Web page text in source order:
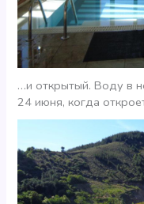
…и открытый. Воду в
24 июня, когда